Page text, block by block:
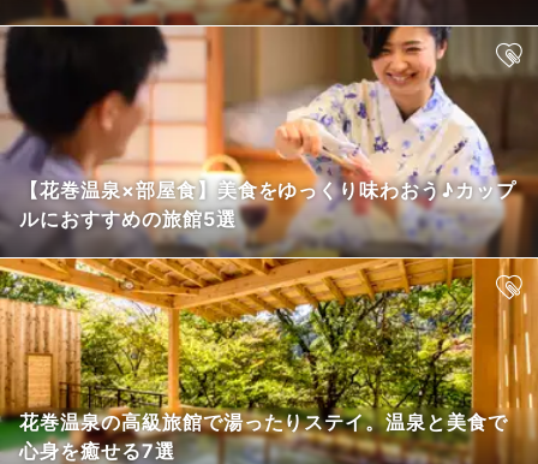
【花巻温泉×部屋食】美食をゆっくり味わおう♪カップ
ルにおすすめの旅館5選
花巻温泉の高級旅館で湯ったりステイ。温泉と美食で
心身を癒せる7選